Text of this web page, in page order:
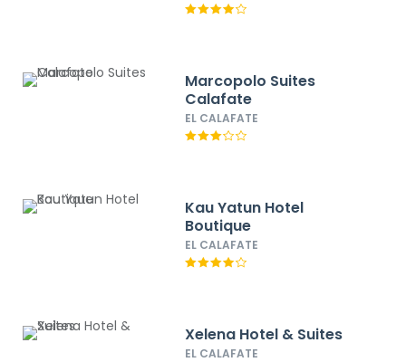
Marcopolo Suites
Calafate
EL CALAFATE
Kau Yatun Hotel
Boutique
EL CALAFATE
Xelena Hotel & Suites
EL CALAFATE